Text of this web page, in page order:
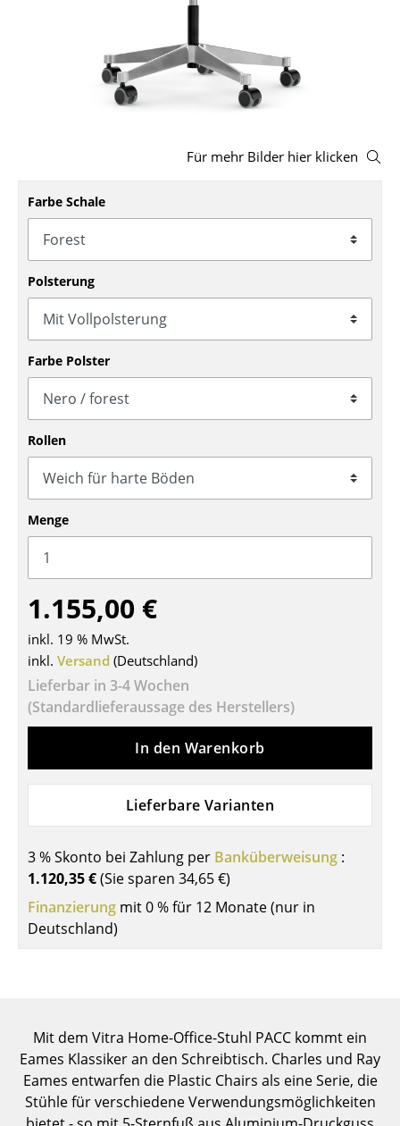
Bänke & Liegen
Schaukelstühle
Bürodrehstühle
Konferenzstühle
Bürosessel
Einzelteile
... alle Sitzmöbel
Tische
Esstische
Beistelltische
Couchtische
Schreibtische
Sekretäre & PC-Tische
Konferenztische
Stehtische & Stehpulte
Kindertische
Servierwagen
... alle Tische
Aufbewahren
Regale & Schränke
Sideboards & Kommoden
TV Möbel
Beistell- & Rollcontainer
Für mehr Bilder hier klicken
Farbe Schale
Polsterung
Farbe Polster
Rollen
Menge
1.155,00 €
inkl. 19 % MwSt.
inkl. Versand (Deutschland)
Lieferbar in 3-4 Wochen
(Standardlieferaussage des Herstellers)
In den Warenkorb
Lieferbare Varianten
3 % Skonto bei Zahlung per Banküberweisung :
1.120,35 €(Sie sparen 34,65 €)
Finanzierung mit 0 % für 12 Monate (nur in
Deutschland)
Mit dem Vitra Home-Office-Stuhl PACC kommt ein
Eames Klassiker an den Schreibtisch. Charles und Ray
Eames entwarfen die Plastic Chairs als eine Serie, die
Stühle für verschiedene Verwendungsmöglichkeiten